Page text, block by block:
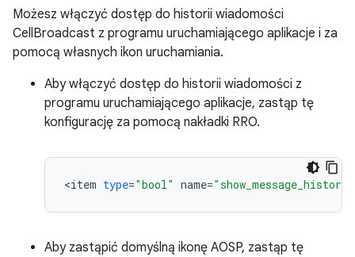
Możesz włączyć dostęp do historii wiadomości
CellBroadcast z programu uruchamiającego aplikacje i za
pomocą własnych ikon uruchamiania.
Aby włączyć dostęp do historii wiadomości z
programu uruchamiającego aplikacje, zastąp tę
konfigurację za pomocą nakładki RRO.
<item type="bool" name=
Aby zastąpić domyślną ikonę AOSP, zastąp tę